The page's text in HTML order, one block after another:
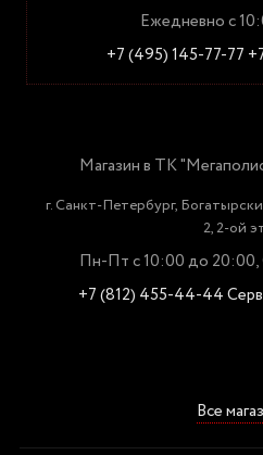
Ежедневно с
+7 (495) 145-77-77
Магазин в ТК
г. Санкт-Петербург,
2, 2-ой
Пн-Пт с 10:00 до
+7 (812) 455-44-44
Все